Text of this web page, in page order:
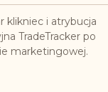
klikniec i atrybucja
TradeTracker po
marketingowej.